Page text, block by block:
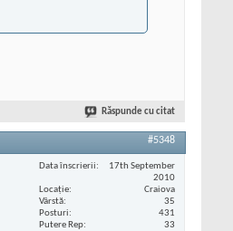
Răspunde cu citat
#5348
Data înscrierii
17th September
2010
Locaţie
Craiova
Vârstă
35
Posturi
431
Putere Rep
33